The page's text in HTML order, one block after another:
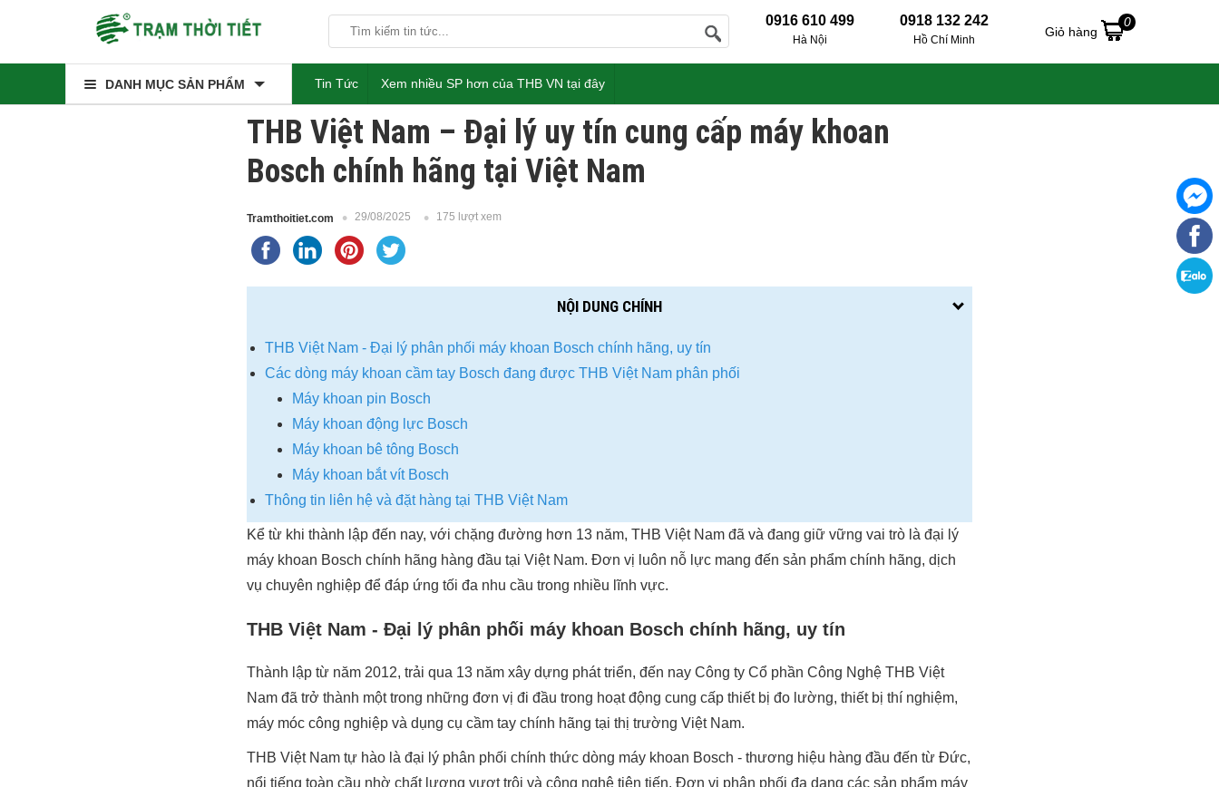
0916 610 499
Hà Nội
0918 132 242
Hồ Chí Minh
Giỏ hàng
0
DANH MỤC SẢN PHẨM Tin Tức Xem nhiều SP hơn của THB VN tại đây
THB Việt Nam – Đại lý uy tín cung cấp máy khoan
Bosch chính hãng tại Việt Nam
Tramthoitiet.com 29/08/2025 175 lượt xem
NỘI DUNG CHÍNH
THB Việt Nam - Đại lý phân phối máy khoan Bosch chính hãng, uy tín
Các dòng máy khoan cầm tay Bosch đang được THB Việt Nam phân phối
Máy khoan pin Bosch
Máy khoan động lực Bosch
Máy khoan bê tông Bosch
Máy khoan bắt vít Bosch
Thông tin liên hệ và đặt hàng tại THB Việt Nam
Kể từ khi thành lập đến nay, với chặng đường hơn 13 năm, THB Việt Nam đã và đang giữ vững vai trò là đại lý
máy khoan Bosch chính hãng hàng đầu tại Việt Nam. Đơn vị luôn nỗ lực mang đến sản phẩm chính hãng, dịch
vụ chuyên nghiệp để đáp ứng tối đa nhu cầu trong nhiều lĩnh vực.
THB Việt Nam - Đại lý phân phối máy khoan Bosch chính hãng, uy tín
Thành lập từ năm 2012, trải qua 13 năm xây dựng phát triển, đến nay Công ty Cổ phần Công Nghệ THB Việt
Nam đã trở thành một trong những đơn vị đi đầu trong hoạt động cung cấp thiết bị đo lường, thiết bị thí nghiệm,
máy móc công nghiệp và dụng cụ cầm tay chính hãng tại thị trường Việt Nam.
THB Việt Nam tự hào là đại lý phân phối chính thức dòng máy khoan Bosch - thương hiệu hàng đầu đến từ Đức,
nổi tiếng toàn cầu nhờ chất lượng vượt trội và công nghệ tiên tiến. Đơn vị phân phối đa dạng các sản phẩm máy